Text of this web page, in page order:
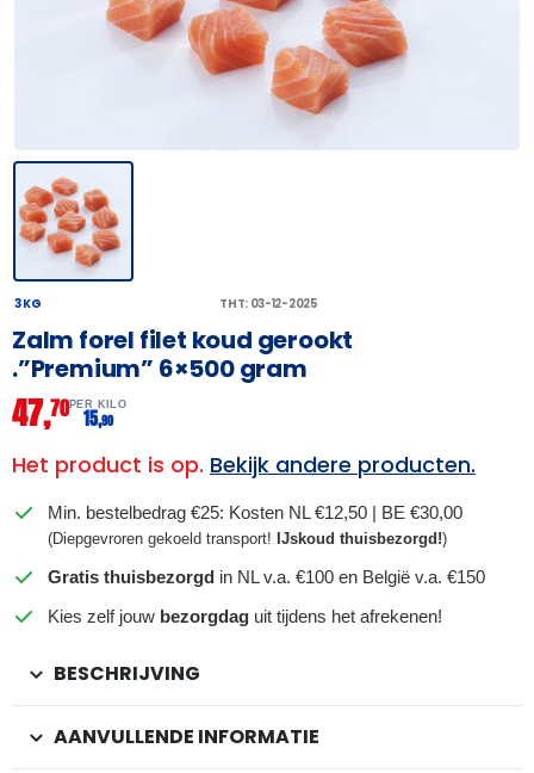
3 KG THT: 03-12-2025
Zalm forel filet koud gerookt
.”Premium” 6×500 gram
47,70PER KILO
15,90
Het product is op. Bekijk andere producten.
Min. bestelbedrag €25: Kosten NL €12,50 | BE €30,00
(Diepgevroren gekoeld transport! IJskoud thuisbezorgd!)
Gratis thuisbezorgd in NL v.a. €100 en België v.a. €150
Kies zelf jouw bezorgdag uit tijdens het afrekenen!
BESCHRIJVING
AANVULLENDE INFORMATIE